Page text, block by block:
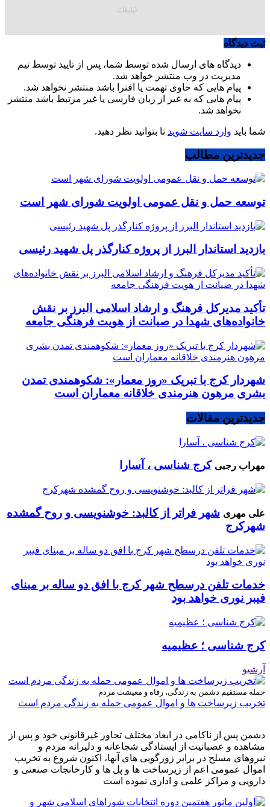
ثبت دیدگاه
دیدگاه های ارسال شده توسط شما، پس از تایید توسط تیم
مدیریت در وب منتشر خواهد شد.
پیام هایی که حاوی تهمت یا افترا باشد منتشر نخواهد شد.
پیام هایی که به غیر از زبان فارسی یا غیر مرتبط باشد منتشر
نخواهد شد.
شما باید وارد سایت شوید تا بتوانید نظر دهید.
جدیدترین مطالب
توسعه حمل و نقل عمومی اولویت شورای شهر است
بازدید استاندار البرز از پروژه کنارگذر پل شهید رئیسی
تأکید مدیرکل فرهنگ و ارشاد اسلامی البرز بر نقش
خانواده‌های شهدا در صیانت از هویت فرهنگی جامعه
شهردار کرج با تبریک «روز معمار»: شکوهمندی تمدن
بشری مرهون هنرمندی خلاقانه معماران است
جدیدترین مقالات
مهراب رجبی کرج شناسی ، آسارا
علی مهری شهر فراتر از کالبد: خوشنویسی و روح گمشده
شهرکرج
خدمات تلفن درسطح شهر کرج با افق دو ساله بر مبنای
فیبر نوری خواهد بود
کرج شناسی ؛ عظیمیه
آرشیو
حمله مستقیم دشمن به زندگی، رفاه و معیشت مردم
تخریب زیرساخت ها و اموال عمومی حمله به زندگی مردم است
دشمن پس از ناکامی در ابعاد مختلف تجاوز غیرقانونی خود و پس از
مشاهده و عصبانیت از ایستادگی شجاعانه و دلیرانه مردم و
نیروهای مسلح در برابر زورگویی های آنها، اکنون شروع به تخریب
اموال عمومی اعم از زیرساخت ها و پل ها و کارخانجات صنعتی و
دارویی و مراکز علمی و اداری نموده است